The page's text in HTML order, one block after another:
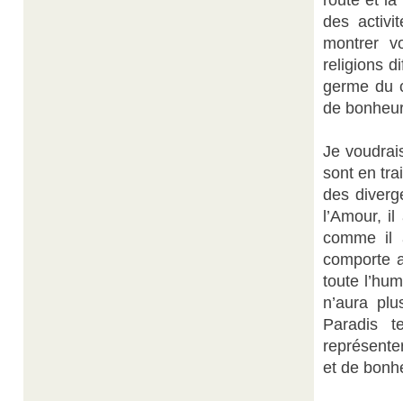
des
montrer
religions
germe du
de
Je
sont en
des
l’Amour,
comme il
comporte
toute
n’aura
Paradis
et de